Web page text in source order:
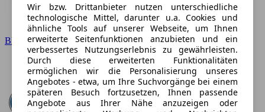
BMW
Wir bzw. Drittanbieter nutzen unterschiedliche
technologische Mittel, darunter u.a. Cookies und
ähnliche Tools auf unserer Webseite, um Ihnen
erweiterte Seitenfunktionen anzubieten und ein
verbessertes Nutzungserlebnis zu gewährleisten.
Durch diese erweiterten Funktionalitäten
ermöglichen wir die Personalisierung unseres
Angebotes - etwa, um Ihre Suchvorgänge bei einem
späteren Besuch fortzusetzen, Ihnen passende
Angebote aus Ihrer Nähe anzuzeigen oder